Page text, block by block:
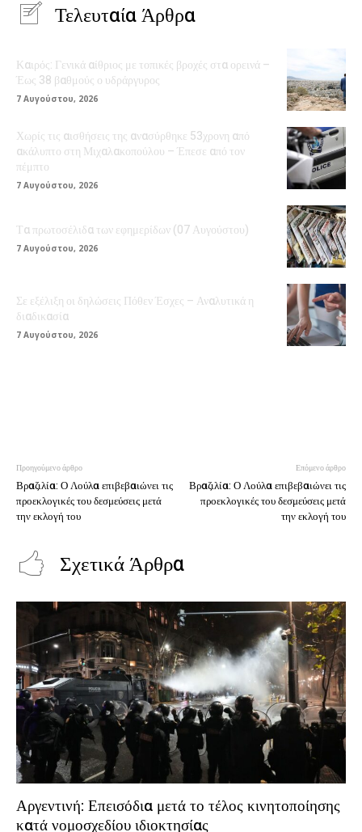
Τελευταία Άρθρα
Καιρός: Γενικά αίθριος με τοπικές βροχές στα ορεινά –
Έως 38 βαθμούς ο υδράργυρος
7 Αυγούστου, 2026
Χωρίς τις αισθήσεις της ανασύρθηκε 53χρονη από
ακάλυπτο στη Μιχαλακοπούλου – Έπεσε από τον
πέμπτο
7 Αυγούστου, 2026
Τα πρωτοσέλιδα των εφημερίδων (07 Αυγούστου)
7 Αυγούστου, 2026
Σε εξέλιξη οι δηλώσεις Πόθεν Έσχες – Αναλυτικά η
διαδικασία
7 Αυγούστου, 2026
Προηγούμενο άρθρο
Βραζιλία: Ο Λούλα επιβεβαιώνει τις
προεκλογικές του δεσμεύσεις μετά
την εκλογή του
Επόμενο άρθρο
Βραζιλία: Ο Λούλα επιβεβαιώνει τις
προεκλογικές του δεσμεύσεις μετά
την εκλογή του
Σχετικά Άρθρα
Αργεντινή: Επεισόδια μετά το τέλος κινητοποίησης
κατά νομοσχεδίου ιδιοκτησίας